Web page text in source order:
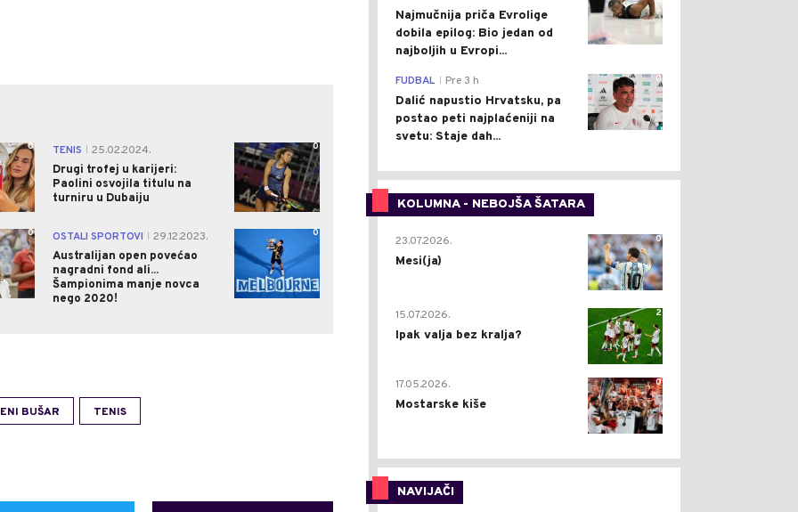
0 TENIS
25.02.2024.
Drugi trofej u karijeri:
Paolini osvojila titulu na
turniru u Dubaiju
0
0 OSTALI SPORTOVI
29.12.2023.
Australijan open povećao
nagradni fond ali...
Šampionima manje novca
nego 2020!
0
BUŠAR TENIS
Najmučnija priča Evrolige
dobila epilog: Bio jedan od
najboljih u Evropi...
0
FUDBAL Pre 3 h
Dalić napustio Hrvatsku, pa
postao peti najplaćeniji na
svetu: Staje dah...
KOLUMNA - NEBOJŠA ŠATARA
0
23.07.2026.
Mesi(ja)
2
15.07.2026.
Ipak valja bez kralja?
0
17.05.2026.
Mostarske kiše
NAVIJAČI